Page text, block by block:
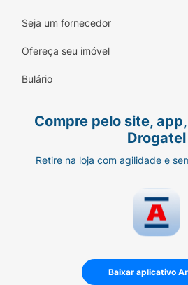
Seja um fornecedor
Ofereça seu imóvel
Bulário
Compre pelo site,
Drogatel
Retire na loja com agilidade e
Baixar aplicativo